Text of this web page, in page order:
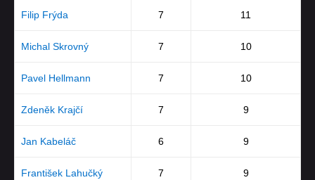
Filip Frýda 7 11
Michal Skrovný 7 10
Pavel Hellmann 7 10
Zdeněk Krajčí 7 9
Jan Kabeláč 6 9
František Lahučký 7 9